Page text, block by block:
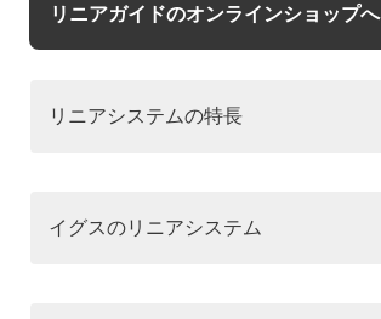
リニアガイドのオンラインショップへ
リニアシステムの特長
イグスのリニアシステム